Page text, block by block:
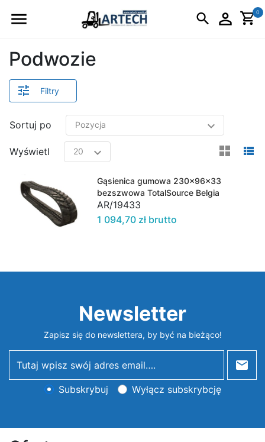
0
Podwozie
Filtry
Sortuj po
Wyświetl
Gąsienica gumowa 230x96x33
bezszwowa TotalSource Belgia
AR/19433
1 094,70 zł brutto
Newsletter
Zapisz się do newslettera, by być na bieżąco!
newsletter
Subskrybuj Wyłącz subskrybcję